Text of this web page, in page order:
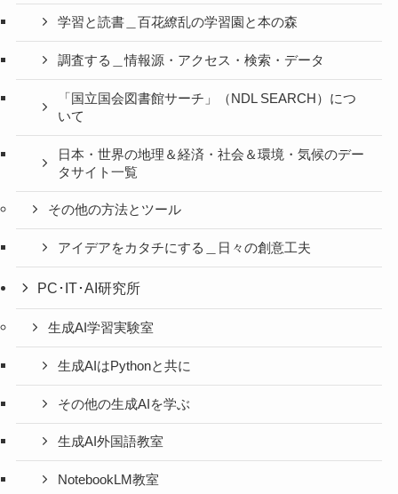
学習と読書＿百花繚乱の学習園と本の森
調査する＿情報源・アクセス・検索・データ
「国立国会図書館サーチ」（NDL SEARCH）につ
いて
日本・世界の地理＆経済・社会＆環境・気候のデー
タサイト一覧
その他の方法とツール
アイデアをカタチにする＿日々の創意工夫
PC･IT･AI研究所
生成AI学習実験室
生成AIはPythonと共に
その他の生成AIを学ぶ
生成AI外国語教室
NotebookLM教室